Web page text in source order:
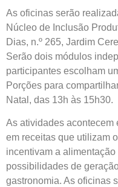
As oficinas serão
Núcleo de Inclusão
Dias, n.º 265, Jardim
Serão dois módulos
participantes escolham
Porções para
Natal, das 13h às 15h30.
As atividades acontecem
em receitas que utilizam
incentivam a
possibilidades de
gastronomia. As oficinas